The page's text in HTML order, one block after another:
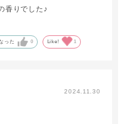
香りでした♪
った 0 Like! 1
2024.11.30